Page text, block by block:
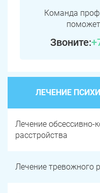
Команда
Звоните:
ЛЕЧЕНИЕ
Лечение обсессивно-
расстройства
Лечение тревожного